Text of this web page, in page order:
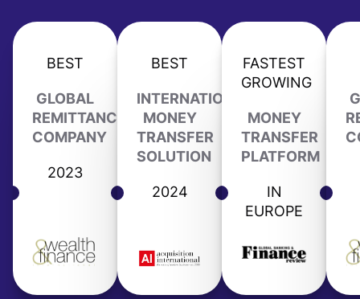
BEST
GLOBAL
REMITTANCE
COMPANY
2023
BEST
INTERNATIONAL
MONEY
TRANSFER
SOLUTION
2024
FASTEST
GROWING
MONEY
TRANSFER
PLATFORM
IN
EUROPE